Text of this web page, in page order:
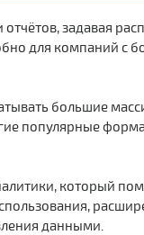
задавая
для компаний
большие
популярные
который
данными.